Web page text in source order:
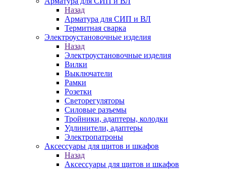
Назад
Арматура для СИП и ВЛ
Термитная сварка
Электроустановочные изделия
Назад
Электроустановочные изделия
Вилки
Выключатели
Рамки
Розетки
Светорегуляторы
Силовые разъемы
Тройники, адаптеры, колодки
Удлинители, адаптеры
Электропатроны
Аксессуары для щитов и шкафов
Назад
Аксессуары для щитов и шкафов